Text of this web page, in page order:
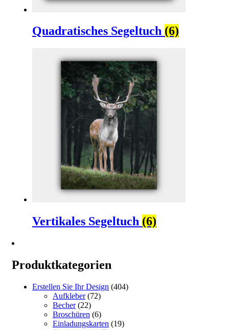
Quadratisches Segeltuch (6)
Vertikales Segeltuch (6)
Produktkategorien
Erstellen Sie Ihr Design (404)
Aufkleber (72)
Becher (22)
Broschüren (6)
Einladungskarten (19)